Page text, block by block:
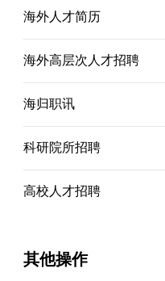
海外人才简历
海外高层次人才招聘
海归职讯
科研院所招聘
高校人才招聘
其他操作